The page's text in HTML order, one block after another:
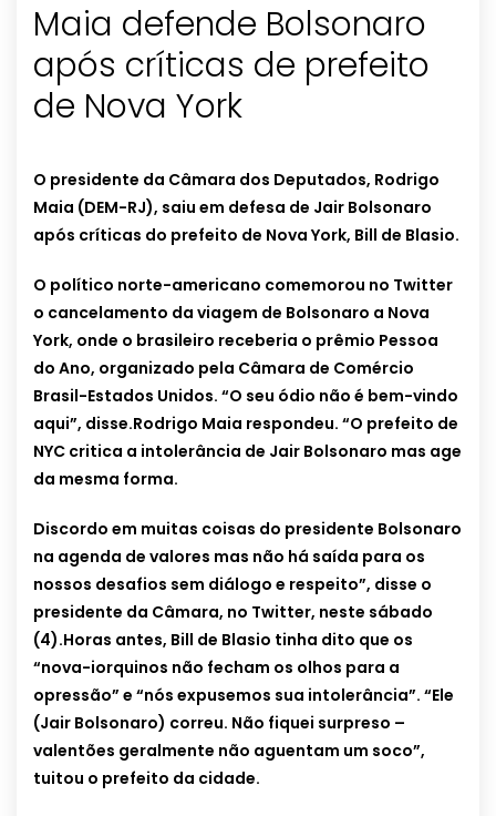
Maia defende Bolsonaro
após críticas de prefeito
de Nova York
O presidente da Câmara dos Deputados, Rodrigo
Maia (DEM-RJ), saiu em defesa de Jair Bolsonaro
após críticas do prefeito de Nova York, Bill de Blasio.
O político norte-americano comemorou no Twitter
o cancelamento da viagem de Bolsonaro a Nova
York, onde o brasileiro receberia o prêmio Pessoa
do Ano, organizado pela Câmara de Comércio
Brasil-Estados Unidos. “O seu ódio não é bem-vindo
aqui”, disse.Rodrigo Maia respondeu. “O prefeito de
NYC critica a intolerância de Jair Bolsonaro mas age
da mesma forma.
Discordo em muitas coisas do presidente Bolsonaro
na agenda de valores mas não há saída para os
nossos desafios sem diálogo e respeito”, disse o
presidente da Câmara, no Twitter, neste sábado
(4).Horas antes, Bill de Blasio tinha dito que os
“nova-iorquinos não fecham os olhos para a
opressão” e “nós expusemos sua intolerância”. “Ele
(Jair Bolsonaro) correu. Não fiquei surpreso –
valentões geralmente não aguentam um soco”,
tuitou o prefeito da cidade.